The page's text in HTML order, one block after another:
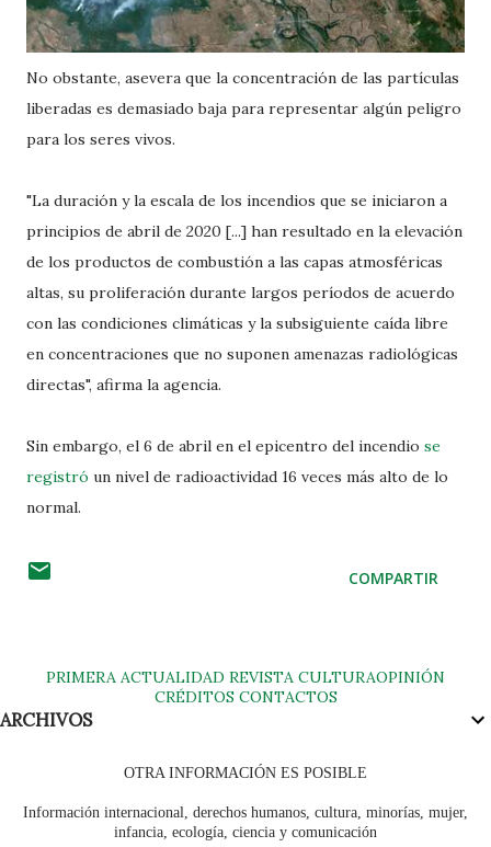
No obstante, asevera que la concentración de las partículas
liberadas es demasiado baja para representar algún peligro
para los seres vivos.
"La duración y la escala de los incendios que se iniciaron a
principios de abril de 2020 [...] han resultado en la elevación
de los productos de combustión a las capas atmosféricas
altas, su proliferación durante largos períodos de acuerdo
con las condiciones climáticas y la subsiguiente caída libre
en concentraciones que no suponen amenazas radiológicas
directas", afirma la agencia.
Sin embargo, el 6 de abril en el epicentro del incendio se
registró un nivel de radioactividad 16 veces más alto de lo
normal.
COMPARTIR
PRIMERA ACTUALIDAD REVISTA CULTURAOPINIÓN
CRÉDITOSCONTACTOS
ARCHIVOS
OTRA INFORMACIÓN ES POSIBLE
Información internacional, derechos humanos, cultura, minorías, mujer,
infancia, ecología, ciencia y comunicación